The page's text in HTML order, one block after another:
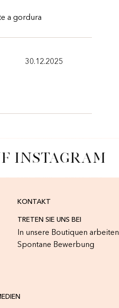
a gordura
30.12.2025
INSTAGRAM
KONTAKT
TRETEN SIE UNS BEI
In unsere Boutiquen arbeiten
Spontane Bewerbung